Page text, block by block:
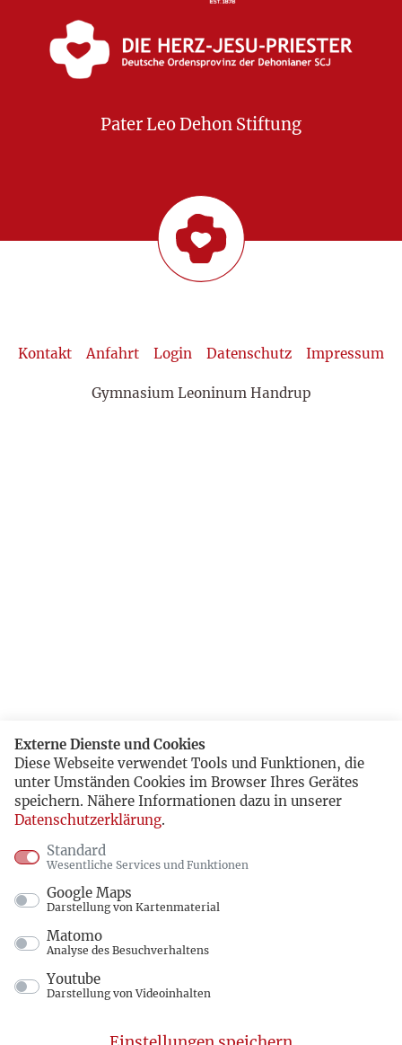
Pater Leo Dehon Stiftung
Kontakt Anfahrt Login Datenschutz Impressum
Gymnasium Leoninum Handrup
Externe Dienste und Cookies
Diese Webseite verwendet Tools und Funktionen, die
unter Umständen Cookies im Browser Ihres Gerätes
speichern. Nähere Informationen dazu in unserer
Datenschutzerklärung.
Standard
Wesentliche Services und Funktionen
Google Maps
Darstellung von Kartenmaterial
Matomo
Analyse des Besuchverhaltens
Youtube
Darstellung von Videoinhalten